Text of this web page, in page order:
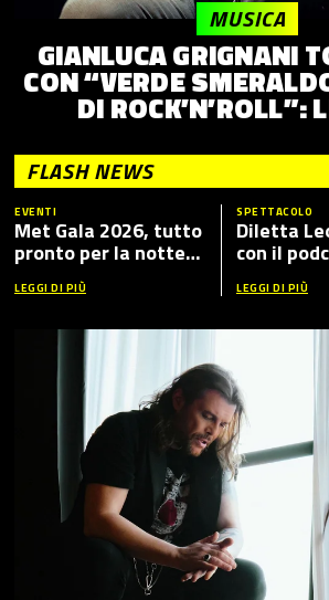
GIANLUCA GRIGNANI
CON “VERDE
DI ROCK’N’ROLL”:
MUSICA
FLASH NEWS
EVENTI
Met Gala 2026, tutto
pronto per la notte
più fashion dell’anno:
tema, ospiti e dove
LEGGI DI PIÙ
SPETTACOLO
Diletta
con il
“Mamma
5”, ecco i
LEGGI DI PIÙ